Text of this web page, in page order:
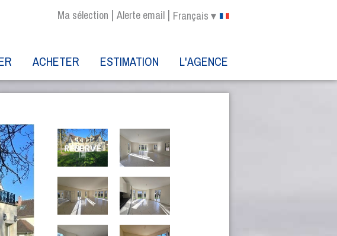
Ma sélection | Alerte email | Français ▾
ACHETER ESTIMATION L'AGENCE